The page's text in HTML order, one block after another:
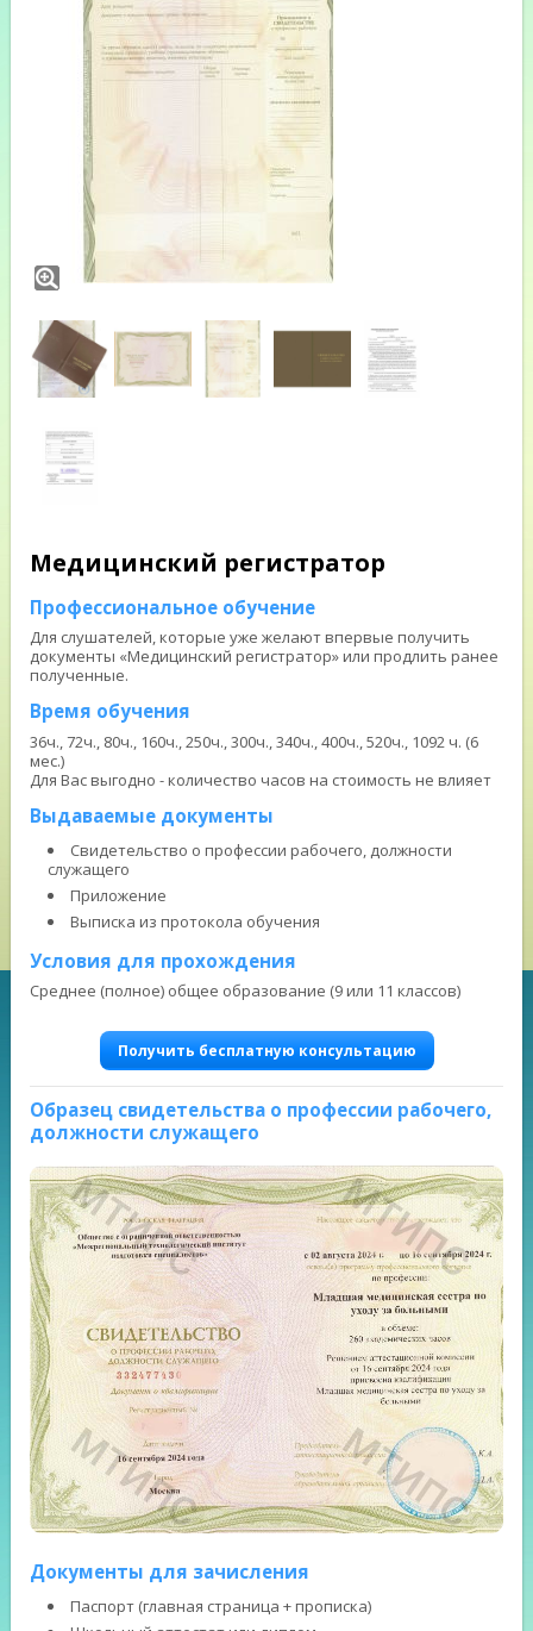
Медицинский регистратор
Профессиональное обучение
Для слушателей, которые уже желают впервые получить
документы «Медицинский регистратор» или продлить ранее
полученные.
Время обучения
36ч., 72ч., 80ч., 160ч., 250ч., 300ч., 340ч., 400ч., 520ч., 1092 ч. (6
мес.)
Для Вас выгодно - количество часов на стоимость не влияет
Выдаваемые документы
Свидетельство о профессии рабочего, должности
служащего
Приложение
Выписка из протокола обучения
Условия для прохождения
Среднее (полное) общее образование (9 или 11 классов)
Получить бесплатную консультацию
Образец свидетельства о профессии рабочего,
должности служащего
Документы для зачисления
Паспорт (главная страница + прописка)